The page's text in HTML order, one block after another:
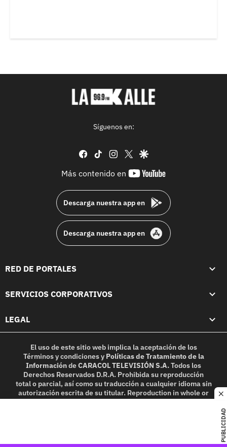
PUBLICIDAD
Síguenos en:
facebook
tiktok instagram
twittergoogle
Más contenido en
youtube-
Descarga nuestra app en
Descarga nuestra app en
RED DE PORTALES
SERVICIOS CORPORATIVOS
LEGAL
El uso de este sitio web implica la aceptación de los
Términos y condicionesy Políticas de Tratamiento de la
InformacióndeCARACOL TELEVISIÓN S.A.Todos los
Derechos Reservados D.R.A. Prohibida su reproducción
total o parcial, así como su traducción a cualquier idioma sin
autorización escrita de su titular. Reproduction in whole or
in part, or translation without written permission is